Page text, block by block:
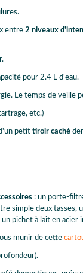
entre 2 niveaux
pour 2.4 L d'eau.
Le temps de veille
etc.)
petittiroir caché
: un porte-
simple deux tasses,
pichet à lait en acier
munir de cette